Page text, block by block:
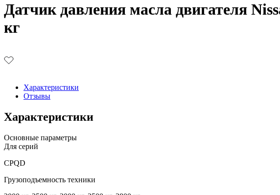
Датчик давления масла двигателя
кг
Характеристики
Отзывы
Характеристики
Основные параметры
Для серий
CPQD
Грузоподъемность техники